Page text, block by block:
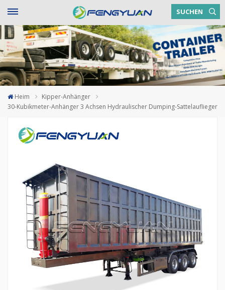
SUCHEN
Heim
Kipper-Anhänger
30-Kubikmeter-Anhänger 3 Achsen Hydraulischer Dumping-Sattelauflieger